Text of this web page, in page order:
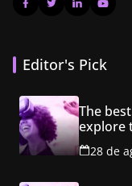
Editor's Pick
The
explore
28 de